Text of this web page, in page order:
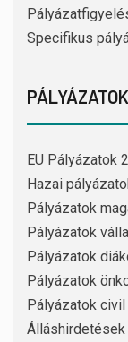
Specifikus
EU Pályázatok
Hazai
Pályázatok
Pályázatok
Pályázatok
Pályázatok
Pályázatok
Álláshirdetések